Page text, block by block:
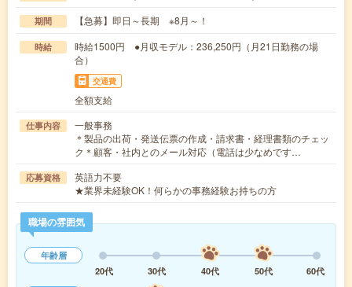
期間 【急募】即日～長期 ※8月～！
時給
時給1500円 ●月収モデル：236,250円（月21日勤務の場
合）
交通費
全額支給
仕事内容
一般事務
＊製品の出荷・発送伝票の作成・請求書・経理書類のチェッ
ク＊顧客・社内とのメール対応（電話は少なめです…
応募資格
英語力不要
★業界未経験OK！何らかの事務経験お持ちの方
職場の雰囲気
年齢層
20代
30代 40代 50代
60代